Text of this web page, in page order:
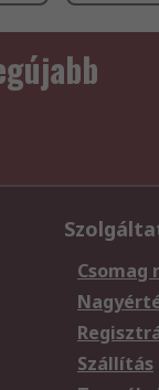
Csomag
Szállítás